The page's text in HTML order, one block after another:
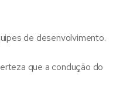
de desenvolvimento.
que a condução do